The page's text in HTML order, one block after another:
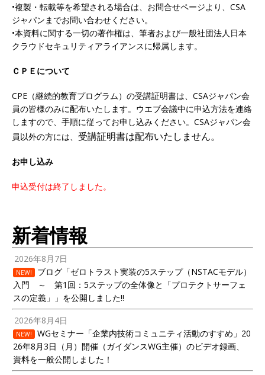
•複製・転載等を希望される場合は、お問合せページより、CSA
ジャパンまでお問い合わせください。
•本資料に関する一切の著作権は、筆者および一般社団法人日本
クラウドセキュリティアライアンスに帰属します。
ＣＰＥについて
CPE（継続的教育プログラム）の受講証明書は、CSAジャパン会
員の皆様のみに配布いたします。ウエブ会議中に申込方法を連絡
しますので、手順に従ってお申し込みください。CSAジャパン会
員以外の方には、 受講証明書は配布いたしません。
お申し込み
申込受付は終了しました。
新着情報
2026年8月7日
NEW!
ブログ「ゼロトラスト実装の5ステップ（NSTACモデル）
入門 ～ 第1回：5ステップの全体像と「プロテクトサーフェ
スの定義」」を公開しました!!
2026年8月4日
NEW!
WGセミナー「企業内技術コミュニティ活動のすすめ」20
26年8月3日（月）開催（ガイダンスWG主催）のビデオ録画、
資料を一般公開しました！